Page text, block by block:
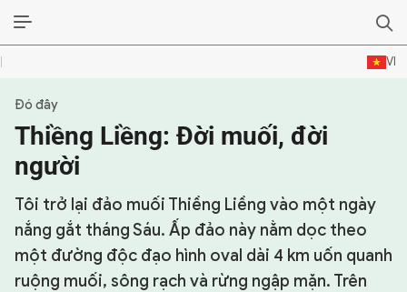
VI
SỰ KIỆN & BÌNH LUẬN
HẬU TRƯỜNG
KINH TẾ - VĂN HÓA - THỂ THAO
HỒ SƠ MẬT
PHÓNG SỰ
Đó đây
Thiềng Liềng: Đời muối, đời
người
Tôi trở lại đảo muối Thiềng Liềng vào một ngày
nắng gắt tháng Sáu. Ấp đảo này nằm dọc theo
một đường độc đạo hình oval dài 4 km uốn quanh
ruộng muối, sông rạch và rừng ngập mặn. Trên